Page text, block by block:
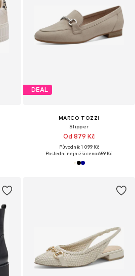
DEAL
MARCO TOZZI
Slipper
Od 879 Kč
Původně: 1 099 Kč
Poslední nejnižší cena:659 Kč